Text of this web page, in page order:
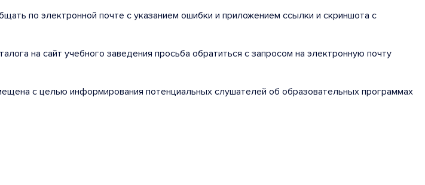
по электронной почте с указанием ошибки и приложением ссылки и скриншота с
на сайт учебного заведения просьба обратиться с запросом на электронную почту
с целью информирования потенциальных слушателей об образовательных программах